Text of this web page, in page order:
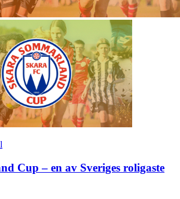
Cup – en av Sveriges roligaste